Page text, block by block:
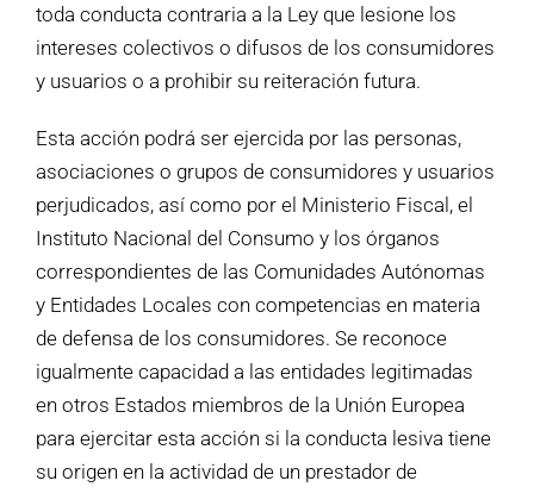
toda conducta contraria a la Ley que lesione los
intereses colectivos o difusos de los consumidores
y usuarios o a prohibir su reiteración futura.
Esta acción podrá ser ejercida por las personas,
asociaciones o grupos de consumidores y usuarios
perjudicados, así como por el Ministerio Fiscal, el
Instituto Nacional del Consumo y los órganos
correspondientes de las Comunidades Autónomas
y Entidades Locales con competencias en materia
de defensa de los consumidores. Se reconoce
igualmente capacidad a las entidades legitimadas
en otros Estados miembros de la Unión Europea
para ejercitar esta acción si la conducta lesiva tiene
su origen en la actividad de un prestador de